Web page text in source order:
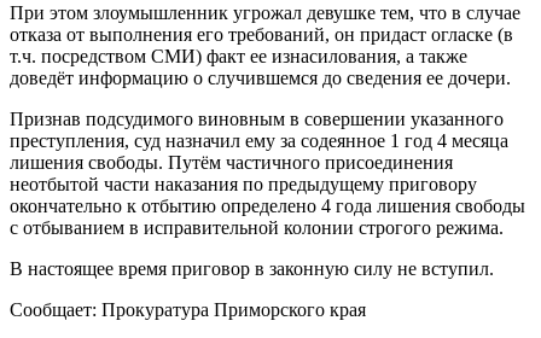
При этом злоумышленник угрожал девушке тем, что в случае
отказа от выполнения его требований, он придаст огласке (в
т.ч. посредством СМИ) факт ее изнасилования, а также
доведёт информацию о случившемся до сведения ее дочери.
Признав подсудимого виновным в совершении указанного
преступления, суд назначил ему за содеянное 1 год 4 месяца
лишения свободы. Путём частичного присоединения
неотбытой части наказания по предыдущему приговору
окончательно к отбытию определено 4 года лишения свободы
с отбыванием в исправительной колонии строгого режима.
В настоящее время приговор в законную силу не вступил.
Сообщает: Прокуратура Приморского края